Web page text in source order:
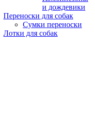
и дождевики
Переноски для собак
Сумки переноски
Лотки для собак